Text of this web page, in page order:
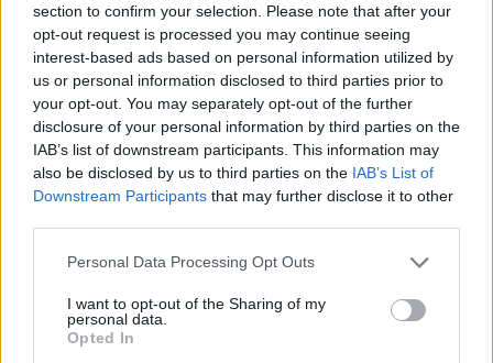
section to confirm your selection. Please note that after your
opt-out request is processed you may continue seeing
interest-based ads based on personal information utilized by
us or personal information disclosed to third parties prior to
your opt-out. You may separately opt-out of the further
disclosure of your personal information by third parties on the
IAB’s list of downstream participants. This information may
also be disclosed by us to third parties on the IAB’s List of
Downstream Participants that may further disclose it to other
Personal Data Processing Opt Outs
I want to opt-out of the Sharing of my
personal data.
Opted In
V pěti zemích Amazonie zatkli stovky lidí kvůli
environmentální kriminalitě
5.8.2026 10:34 | BOGOTÁ (ČTK)
Policisté v pěti zemích ležících
v Amazonii pozatýkali stovky
lidí a zabavili dřevo, minerály i
zvířata v hodnotě přes 280
milionů dolarů (kolem 5,9
miliard korun) při jednom z největších koordinovaných zásahů
proti environmentální kriminalitě v největším deštném pralese
světa. Napsala to agentura AP, podle níž se do operace nazvané
Potok Bylanka v Pardubicích vyschl. Městský obvod
chce, aby Povodí Labe vyčistilo koryto